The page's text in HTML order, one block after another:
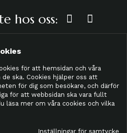
hos oss:
MEDLEM HOS OSS
för att hemsidan och våra
ska. Cookies hjälper oss att
för dig som besökare, och därför
för att webbsidan ska vara fullt
läsa mer om våra cookies och vilka
Inställningar för samtycke